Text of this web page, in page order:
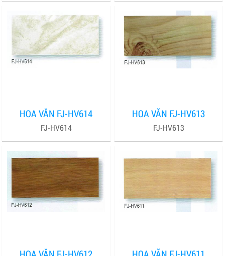
HOA VĂN FJ-HV614
FJ-HV614
HOA VĂN FJ-HV613
FJ-HV613